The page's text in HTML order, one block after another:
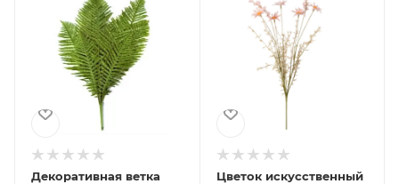
Декоративная ветка
Цветок искусственный